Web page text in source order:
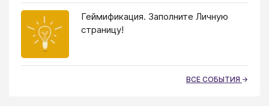
Геймификация. Заполните Личную
страницу!
ВСЕ СОБЫТИЯ